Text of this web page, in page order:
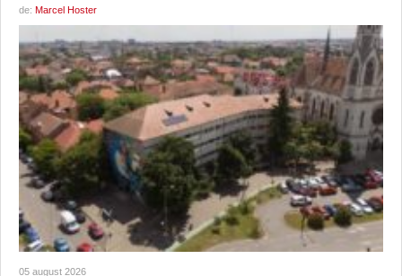
de: Marcel Hoster
05 august 2026